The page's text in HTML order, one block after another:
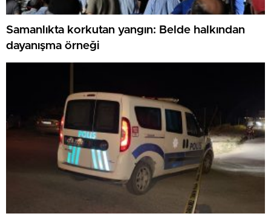
Samanlıkta korkutan yangın: Belde halkından
dayanışma örneği